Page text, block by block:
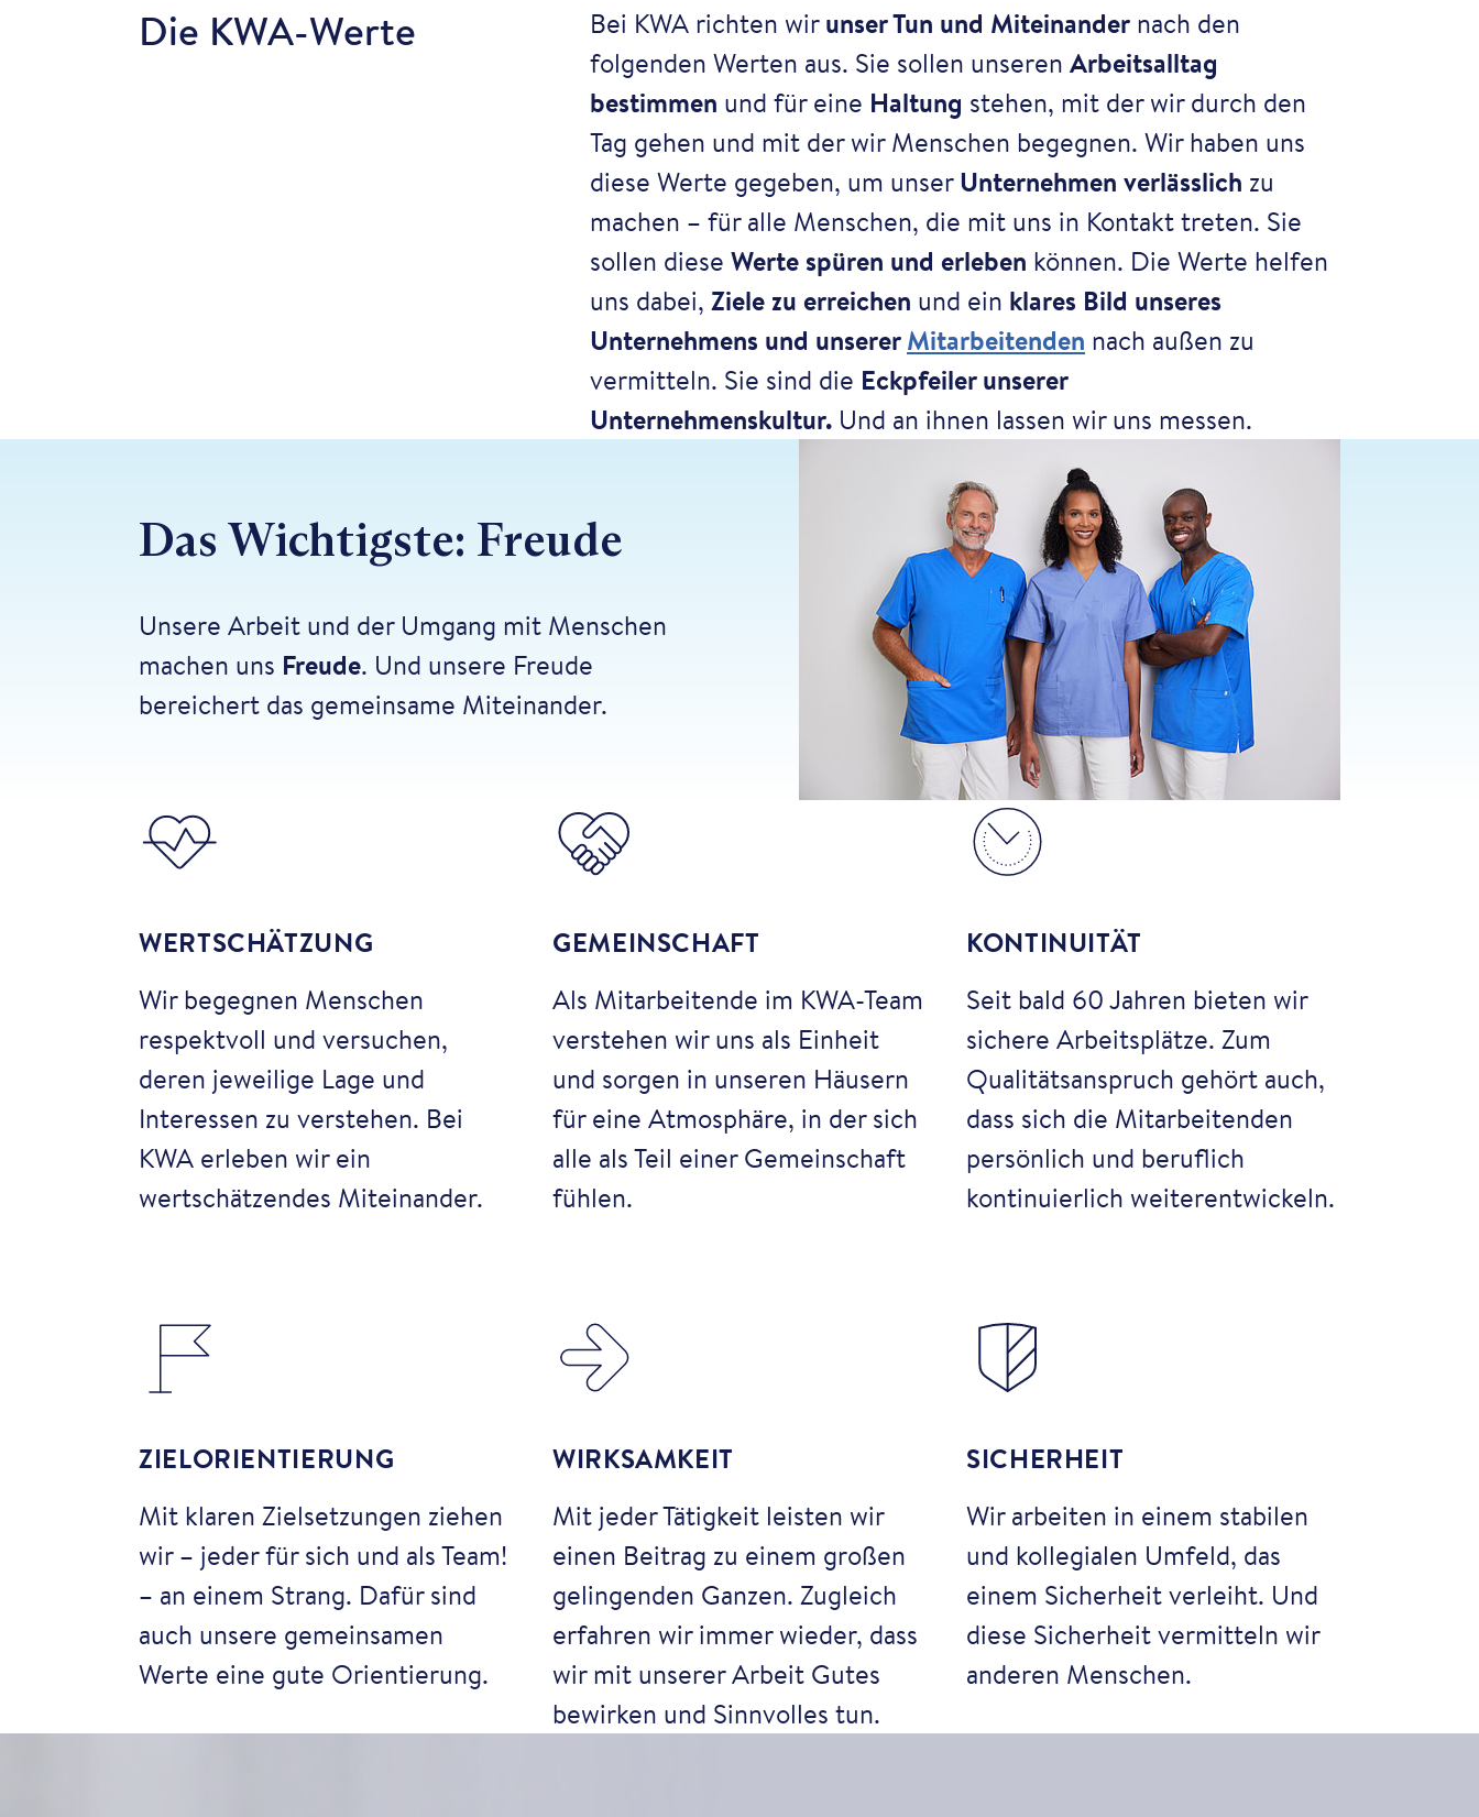
Die KWA-Werte Bei KWA richten wirunser Tun und Miteinander nach den
folgenden Werten aus. Sie sollen unseren Arbeitsalltag
bestimmen und für eine Haltung stehen, mit der wir durch den
Tag gehen und mit der wir Menschen begegnen. Wir haben uns
diese Werte gegeben, um unserUnternehmen verlässlich zu
machen – für alle Menschen, die mit uns in Kontakt treten. Sie
sollen diese Werte spüren und erleben können. Die Werte helfen
uns dabei, Ziele zu erreichen und ein klares Bild unseres
Unternehmens und unsererMitarbeitenden nach außen zu
vermitteln. Sie sind die Eckpfeiler unserer
Unternehmenskultur. Und an ihnen lassen wir uns messen.
Das Wichtigste: Freude
Unsere Arbeit und der Umgang mit Menschen
machen uns Freude. Und unsere Freude
bereichert das gemeinsame Miteinander.
WERTSCHÄTZUNG
Wir begegnen Menschen
respektvoll und versuchen,
deren jeweilige Lage und
Interessen zu verstehen. Bei
KWA erleben wir ein
wertschätzendes Miteinander.
GEMEINSCHAFT
Als Mitarbeitende im KWA-Team
verstehen wir uns als Einheit
und sorgen in unseren Häusern
für eine Atmosphäre, in der sich
alle als Teil einer Gemeinschaft
fühlen.
KONTINUITÄT
Seit bald 60 Jahren bieten wir
sichere Arbeitsplätze. Zum
Qualitätsanspruch gehört auch,
dass sich die Mitarbeitenden
persönlich und beruflich
kontinuierlich weiterentwickeln.
ZIELORIENTIERUNG
Mit klaren Zielsetzungen ziehen
wir – jeder für sich und als Team!
– an einem Strang. Dafür sind
auch unsere gemeinsamen
Werte eine gute Orientierung.
WIRKSAMKEIT
Mit jeder Tätigkeit leisten wir
einen Beitrag zu einem großen
gelingenden Ganzen. Zugleich
erfahren wir immer wieder, dass
wir mit unserer Arbeit Gutes
bewirken und Sinnvolles tun.
SICHERHEIT
Wir arbeiten in einem stabilen
und kollegialen Umfeld, das
einem Sicherheit verleiht. Und
diese Sicherheit vermitteln wir
anderen Menschen.